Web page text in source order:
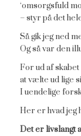
‘omsorgsfuld
– styr på det
Så gik jeg ned
Og så var den
For ud af
at vælte ud lige
I uendelige
Her er hvad jeg
Det er livslangt